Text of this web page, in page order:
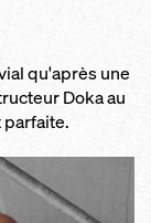
qu'après une
Doka au
parfaite.